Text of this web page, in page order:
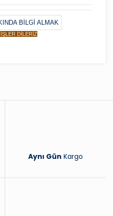
DİLERİZ
Aynı Gün Kargo